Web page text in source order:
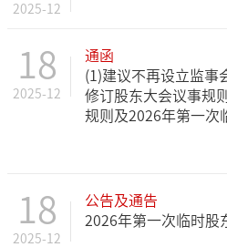
2025-12
18
2025-12
通函
(1)建议不再设立监事
修订股东大会议事规
规则及2026年第一次
18
2025-12
公告及通告
2026年第一次临时股